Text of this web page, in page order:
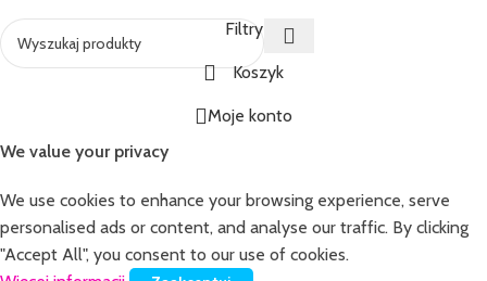
Filtry
Koszyk
Moje konto
We value your privacy
We use cookies to enhance your browsing experience, serve
personalised ads or content, and analyse our traffic. By clicking
"Accept All", you consent to our use of cookies.